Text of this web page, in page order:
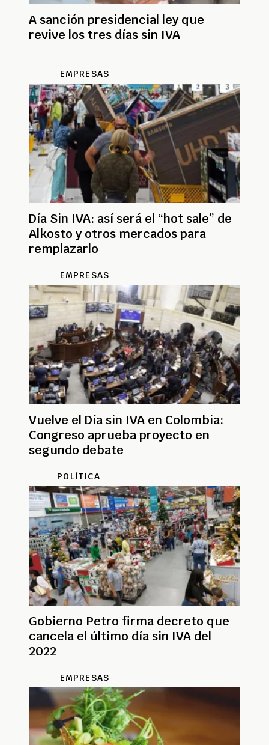
A sanción presidencial ley que
revive los tres días sin IVA
EMPRESAS
Día Sin IVA: así será el “hot sale” de
Alkosto y otros mercados para
remplazarlo
EMPRESAS
Vuelve el Día sin IVA en Colombia:
Congreso aprueba proyecto en
segundo debate
POLÍTICA
Gobierno Petro firma decreto que
cancela el último día sin IVA del
2022
EMPRESAS